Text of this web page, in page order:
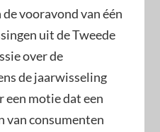
vooravond van één
uit de Tweede
over de
de jaarwisseling
een motie dat een
van consumenten